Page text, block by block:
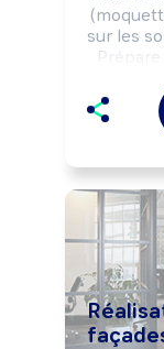
sur les